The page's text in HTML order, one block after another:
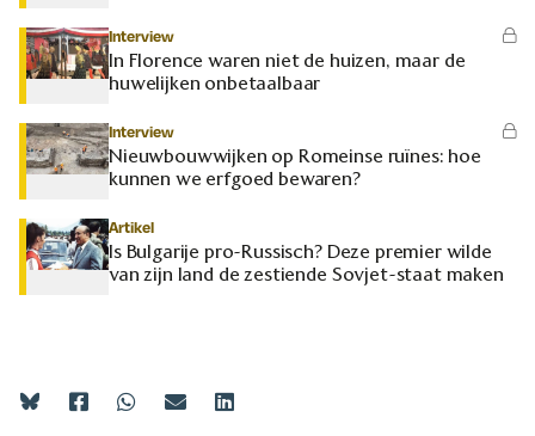
Interview
In Florence waren niet de huizen, maar de
huwelijken onbetaalbaar
Interview
Nieuwbouwwijken op Romeinse ruïnes: hoe
kunnen we erfgoed bewaren?
Artikel
Is Bulgarije pro-Russisch? Deze premier wilde
van zijn land de zestiende Sovjet-staat maken